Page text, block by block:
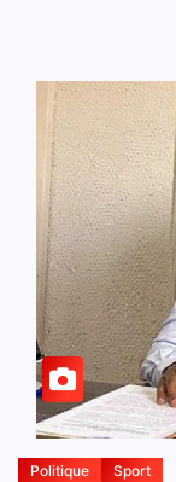
Politique Sport